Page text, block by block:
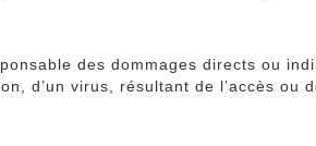
des dommages directs ou
d’un virus, résultant de l’accès